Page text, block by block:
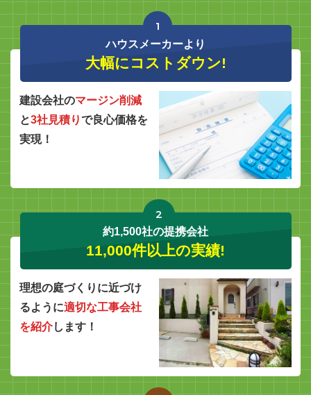
1
ハウスメーカーより
大幅にコストダウン!
建設会社のマージン削減
と3社見積りで良心価格を
実現！
2
約1,500社の提携会社
11,000件以上の実績!
理想の庭づくりに近づけ
るように適切な工事会社
を紹介します！